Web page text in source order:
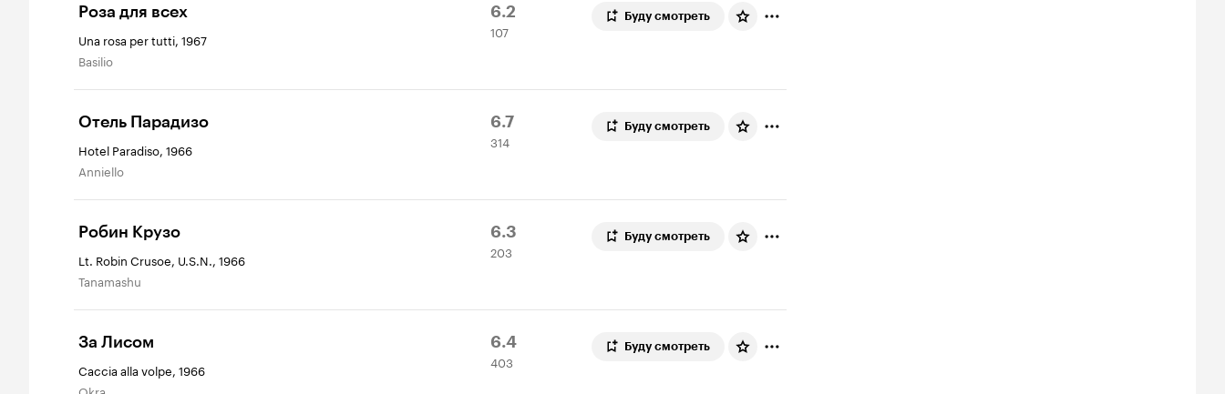
Роза для всех
Una rosa per tutti, 1967
Basilio
Рейтинг
Кинопоиска
6.2
107
оценок
107
Буду смотреть
Отель Парадизо
Hotel Paradiso, 1966
Anniello
Рейтинг
Кинопоиска
6.7
314
оценок
314
Буду смотреть
Робин Крузо
Lt. Robin Crusoe, U.S.N., 1966
Tanamashu
Рейтинг
Кинопоиска
6.3
203
оценки
203
Буду смотреть
За Лисом
Caccia alla volpe, 1966
Okra
Рейтинг
Кинопоиска
6.4
403
оценки
403
Буду смотреть